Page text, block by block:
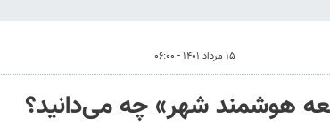
۱۵ مرداد ۱۴۰۱ - ۰۶:۰۰
هوشمند شهر» چه می‌دانید؟